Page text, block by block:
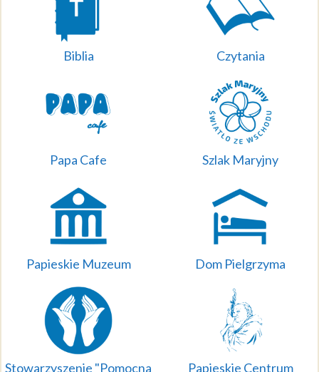
Biblia Czytania
Papa Cafe Szlak Maryjny
Papieskie Muzeum Dom Pielgrzyma
Stowarzyszenie "Pomocna Papieskie Centrum